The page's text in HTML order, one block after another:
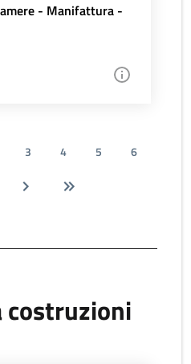
- Manifattura -
3 4 5
6
costruzioni